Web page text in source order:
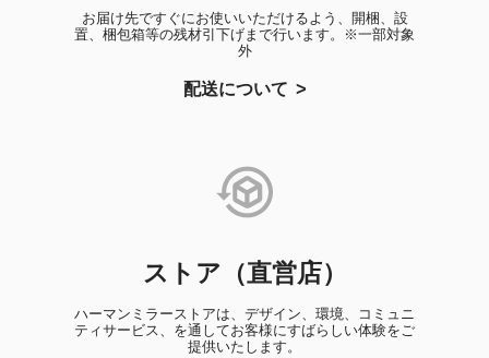
お届け先ですぐにお使いいただけるよう、開梱、設
置、梱包箱等の残材引下げまで行います。※一部対象
外
配送について
ストア（直営店）
ハーマンミラーストアは、デザイン、環境、コミュニ
ティサービス、を通してお客様にすばらしい体験をご
提供いたします。